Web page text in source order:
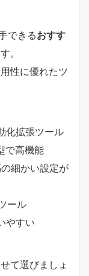
できるおすす
。
性に優れたツ
化拡張ツール
で高機能
細かい設定が
ール
やすい
て選びましょ